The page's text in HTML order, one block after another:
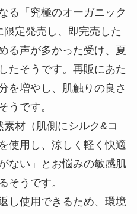
る「究極のオーガニック
定発売し、即完売した
る声が多かった受け、夏
たそうです。再販にあた
を増やし、肌触りの良さ
うです。
材（肌側にシルク&コ
使用し、涼しく軽く快適
ない」とお悩みの敏感肌
そうです。
し使用できるため、環境